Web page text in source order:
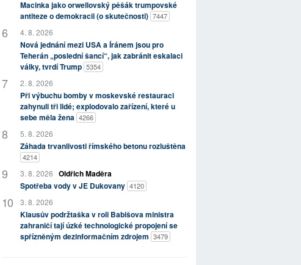
Macinka jako orwellovský pěšák trumpovské
antiteze o demokracii (o skutečnosti) 7447
4. 8. 2026
Nová jednání mezi USA a Íránem jsou pro
Teherán „poslední šancí“, jak zabránit eskalaci
války, tvrdí Trump 5354
2. 8. 2026
Při výbuchu bomby v moskevské restauraci
zahynuli tři lidé; explodovalo zařízení, které u
sebe měla žena 4266
5. 8. 2026
Záhada trvanlivosti římského betonu rozluštěna
4214
3. 8. 2026 Oldřich Maděra
Spotřeba vody v JE Dukovany 4120
3. 8. 2026
Klausův podržtaška v roli Babišova ministra
zahraničí tají úzké technologické propojení se
spřízněným dezinformačním zdrojem 3479